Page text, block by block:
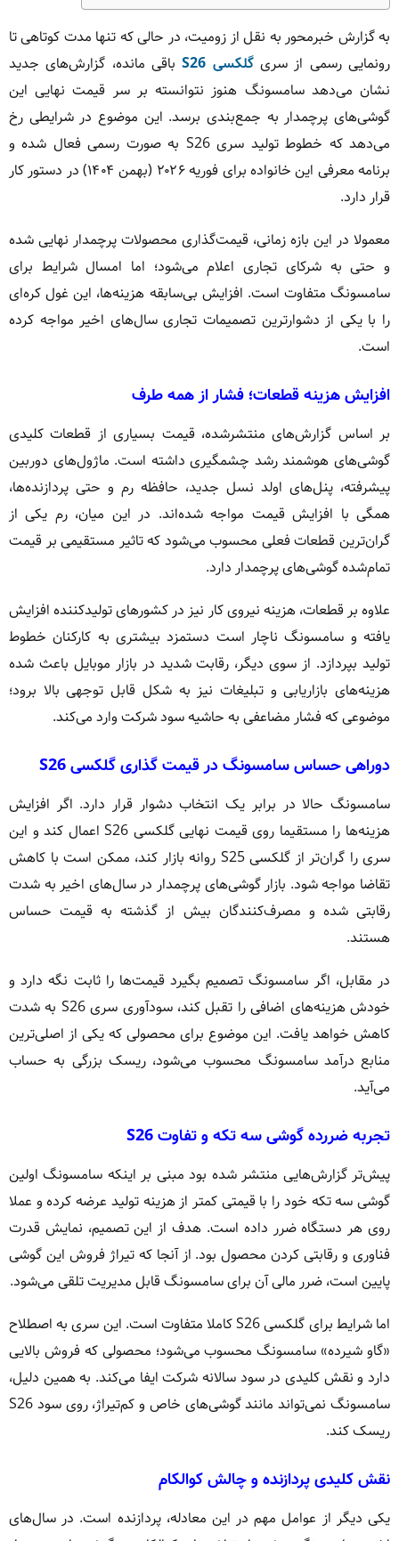
به گزارش خبرمحور به نقل از زومیت، در حالی که تنها مدت کوتاهی تا
رونمایی رسمی از سریگلکسی S26
باقی مانده، گزارش‌های جدید
نشان می‌دهد سامسونگ هنوز نتوانسته بر سر قیمت نهایی این
گوشی‌های پرچمدار به جمع‌بندی برسد. این موضوع در شرایطی رخ
می‌دهد که خطوط تولید سری S26 به صورت رسمی فعال شده و
برنامه معرفی این خانواده برای فوریه ۲۰۲۶ (بهمن ۱۴۰۴) در دستور کار
قرار دارد.
معمولا در این بازه زمانی، قیمت‌گذاری محصولات پرچمدار نهایی شده
و حتی به شرکای تجاری اعلام می‌شود؛ اما امسال شرایط برای
سامسونگ متفاوت است. افزایش بی‌سابقه هزینه‌ها، این غول کره‌ای
را با یکی از دشوارترین تصمیمات تجاری سال‌های اخیر مواجه کرده
است.
افزایش هزینه قطعات؛ فشار از همه طرف
بر اساس گزارش‌های منتشرشده، قیمت بسیاری از قطعات کلیدی
گوشی‌های هوشمند رشد چشمگیری داشته است. ماژول‌های دوربین
پیشرفته، پنل‌های اولد نسل جدید، حافظه رم و حتی پردازنده‌ها،
همگی با افزایش قیمت مواجه شده‌اند. در این میان، رم یکی از
گران‌ترین قطعات فعلی محسوب می‌شود که تاثیر مستقیمی بر قیمت
تمام‌شده گوشی‌های پرچمدار دارد.
علاوه بر قطعات، هزینه نیروی کار نیز در کشورهای تولیدکننده افزایش
یافته و سامسونگ ناچار است دستمزد بیشتری به کارکنان خطوط
تولید بپردازد. از سوی دیگر، رقابت شدید در بازار موبایل باعث شده
هزینه‌های بازاریابی و تبلیغات نیز به شکل قابل توجهی بالا برود؛
موضوعی که فشار مضاعفی به حاشیه سود شرکت وارد می‌کند.
دوراهی حساس سامسونگ در قیمت گذاری گلکسی S26
سامسونگ حالا در برابر یک انتخاب دشوار قرار دارد. اگر افزایش
هزینه‌ها را مستقیما روی قیمت نهایی گلکسی S26 اعمال کند و این
سری را گران‌تر از گلکسی S25 روانه بازار کند، ممکن است با کاهش
تقاضا مواجه شود. بازار گوشی‌های پرچمدار در سال‌های اخیر به شدت
رقابتی شده و مصرف‌کنندگان بیش از گذشته به قیمت حساس
هستند.
در مقابل، اگر سامسونگ تصمیم بگیرد قیمت‌ها را ثابت نگه دارد و
خودش هزینه‌های اضافی را تقبل کند، سودآوری سری S26 به شدت
کاهش خواهد یافت. این موضوع برای محصولی که یکی از اصلی‌ترین
منابع درآمد سامسونگ محسوب می‌شود، ریسک بزرگی به حساب
می‌آید.
تجربه ضررده گوشی سه تکه و تفاوت S26
پیش‌تر گزارش‌هایی منتشر شده بود مبنی بر اینکه سامسونگ اولین
گوشی سه تکه خود را با قیمتی کمتر از هزینه تولید عرضه کرده و عملا
روی هر دستگاه ضرر داده است. هدف از این تصمیم، نمایش قدرت
فناوری و رقابتی کردن محصول بود. از آنجا که تیراژ فروش این گوشی
پایین است، ضرر مالی آن برای سامسونگ قابل مدیریت تلقی می‌شود.
اما شرایط برای گلکسی S26 کاملا متفاوت است. این سری به اصطلاح
«گاو شیرده» سامسونگ محسوب می‌شود؛ محصولی که فروش بالایی
دارد و نقش کلیدی در سود سالانه شرکت ایفا می‌کند. به همین دلیل،
سامسونگ نمی‌تواند مانند گوشی‌های خاص و کم‌تیراژ، روی سود S26
ریسک کند.
نقش کلیدی پردازنده و چالش کوالکام
یکی دیگر از عوامل مهم در این معادله، پردازنده است. در سال‌های